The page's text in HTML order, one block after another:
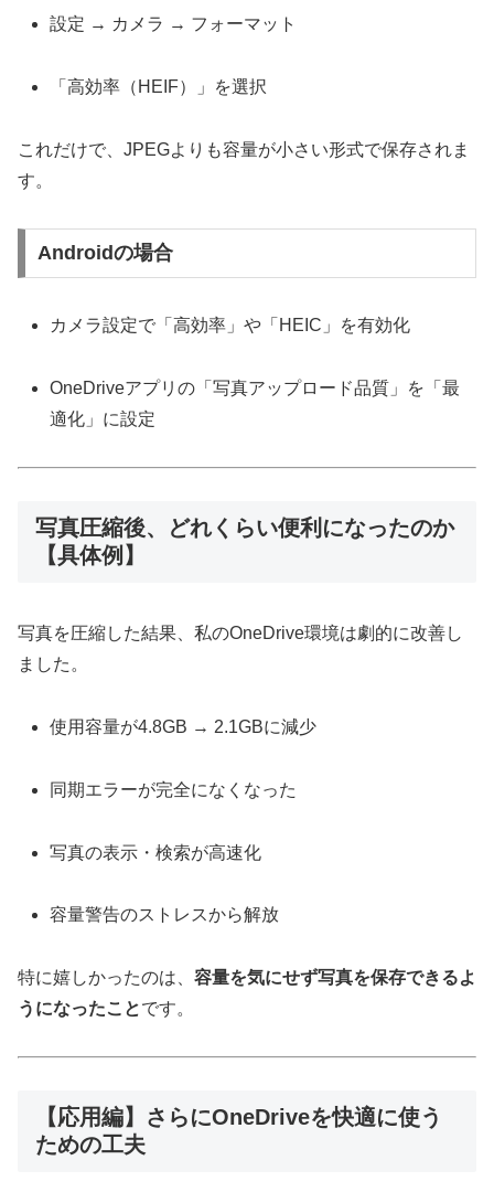
設定 → カメラ → フォーマット
「高効率（HEIF）」を選択
これだけで、JPEGよりも容量が小さい形式で保存されま
す。
Androidの場合
カメラ設定で「高効率」や「HEIC」を有効化
OneDriveアプリの「写真アップロード品質」を「最
適化」に設定
写真圧縮後、どれくらい便利になったのか
【具体例】
写真を圧縮した結果、私のOneDrive環境は劇的に改善し
ました。
使用容量が4.8GB → 2.1GBに減少
同期エラーが完全になくなった
写真の表示・検索が高速化
容量警告のストレスから解放
特に嬉しかったのは、 容量を気にせず写真を保存できるよ
うになったことです。
【応用編】さらにOneDriveを快適に使う
ための工夫